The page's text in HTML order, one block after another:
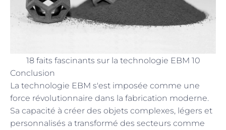
18 faits fascinants sur la technologie EBM 10
Conclusion
La technologie EBM s'est imposée comme une
force révolutionnaire dans la fabrication moderne.
Sa capacité à créer des objets complexes, légers et
personnalisés a transformé des secteurs comme